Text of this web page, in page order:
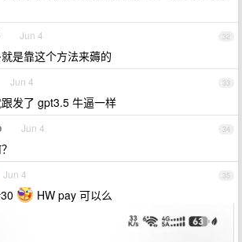
32
Jun 4
是靠这个方法来薅的
33
Jun 4
发了 gpt3.5 牛逼一样
34
Jun 4
35
Jun 4
HW pay 可以么